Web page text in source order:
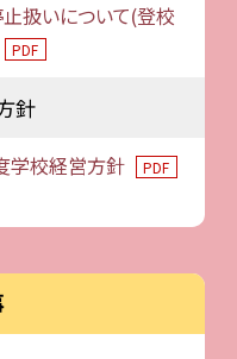
扱いについて(登校
PDF
針
学校経営方針 PDF